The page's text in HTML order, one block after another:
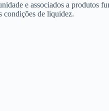
e associados a produtos
condições de liquidez.